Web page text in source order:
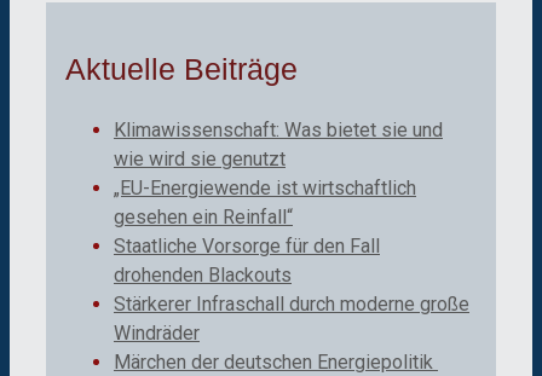
Aktuelle Beiträge
Klimawissenschaft: Was bietet sie und
wie wird sie genutzt
„EU-Energiewende ist wirtschaftlich
gesehen ein Reinfall“
Staatliche Vorsorge für den Fall
drohenden Blackouts
Stärkerer Infraschall durch moderne große
Windräder
Märchen der deutschen Energiepolitik